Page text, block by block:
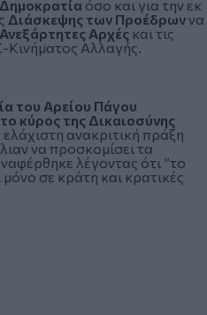
Δημοκρατία όσο και για την εκ
Διάσκεψης των Προέδρωννα
Αρχές και τις
Αλλαγής.
του Αρείου Πάγου
κύρος της Δικαιοσύνης
ανακριτική πράξη
να προσκομίσει τα
λέγοντας ότι ”το
σε κράτη και κρατικές